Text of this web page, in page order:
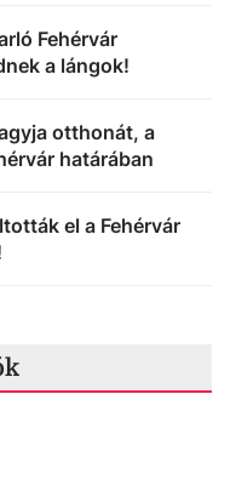
Fehérvár
a lángok!
otthonát, a
határában
el a Fehérvár